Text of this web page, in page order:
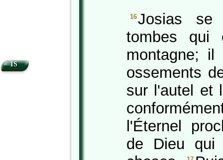
16Josias
tombes qui
montagne; il
ossements
sur l'autel et
l'Éternel
de Dieu qui
1S